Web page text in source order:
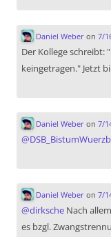
Daniel Weberon 7/
Der Kollege schreibt:
keingetragen." Jetzt
Daniel Weberon 7/
@
Daniel Weberon 7/
@dirksche Nach
es bzgl.